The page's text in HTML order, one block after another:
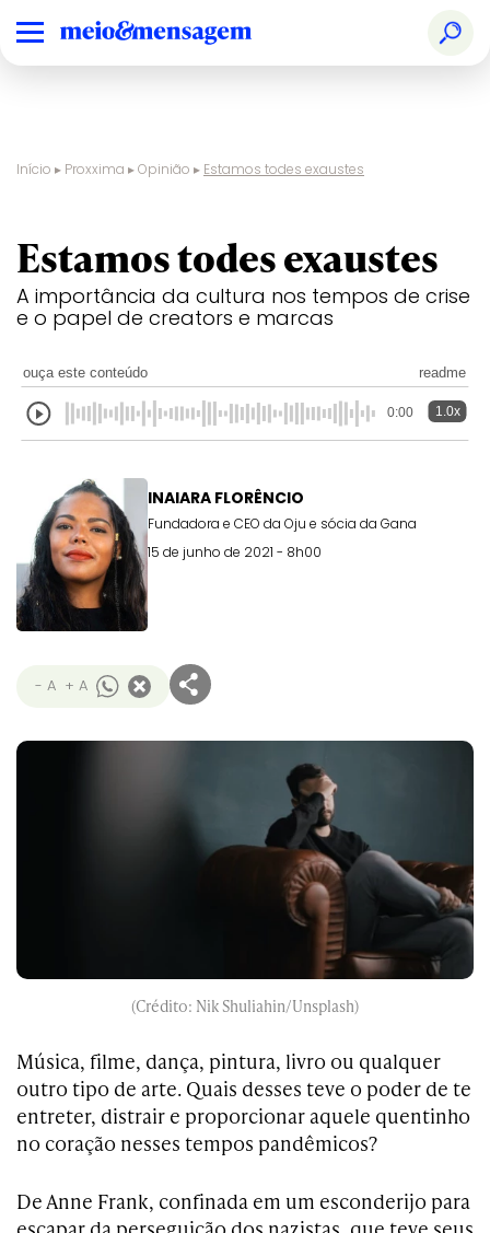
Início ▸ Proxxima ▸Opinião ▸ Estamos todes exaustes
Estamos todes exaustes
A importância da cultura nos tempos de crise
e o papel de creators e marcas
ouça este conteúdo readme
0:00 1.0x
INAIARA FLORÊNCIO
Fundadora e CEO da Oju e sócia da Gana
15 de junho de 2021 - 8h00
- A + A
(Crédito: Nik Shuliahin/Unsplash)
Música, filme, dança, pintura, livro ou qualquer
outro tipo de arte. Quais desses teve o poder de te
entreter, distrair e proporcionar aquele quentinho
no coração nesses tempos pandêmicos?
De Anne Frank, confinada em um esconderijo para